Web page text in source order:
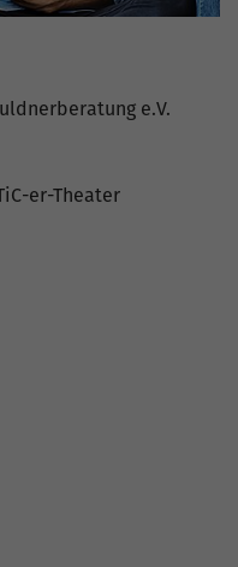
e.V.
er-Theater